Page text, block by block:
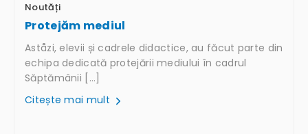
Noutăți
Protejăm mediul
Aståzi, elevii și cadrele didactice, au făcut parte din
echipa dedicată protejării mediului în cadrul
Săptămânii […]
Citește mai mult